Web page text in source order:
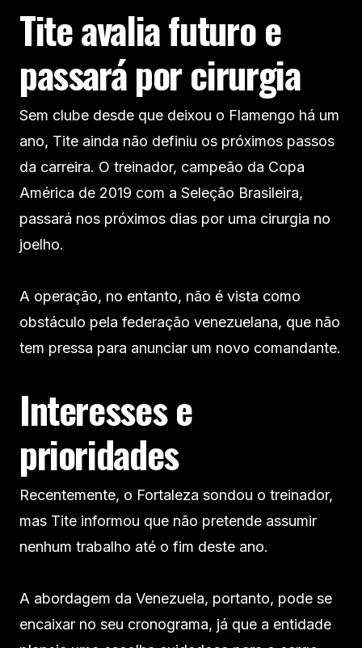
Tite avalia futuro e
passará por cirurgia
Sem clube desde que deixou o Flamengo há um
ano, Tite ainda não definiu os próximos passos
da carreira. O treinador, campeão da Copa
América de 2019 com a Seleção Brasileira,
passará nos próximos dias por uma cirurgia no
joelho.
A operação, no entanto, não é vista como
obstáculo pela federação venezuelana, que não
tem pressa para anunciar um novo comandante.
Interesses e
prioridades
Recentemente, o Fortaleza sondou o treinador,
mas Tite informou que não pretende assumir
nenhum trabalho até o fim deste ano.
A abordagem da Venezuela, portanto, pode se
encaixar no seu cronograma, já que a entidade